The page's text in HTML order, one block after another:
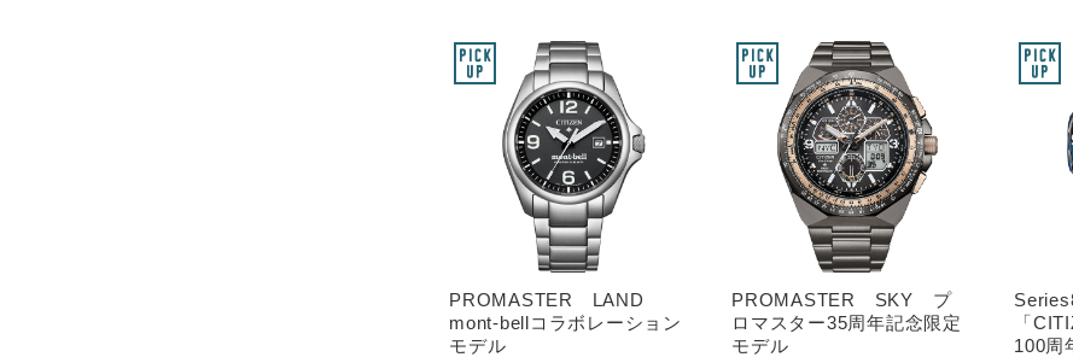
PROMASTER LAND
mont-bellコラボレーション
モデル
PROMASTER SKY プ
ロマスター35周年記念限定
モデル
「
100周